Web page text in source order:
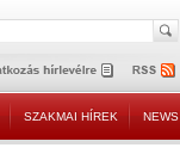
SZAKMAI HÍREK NEWS